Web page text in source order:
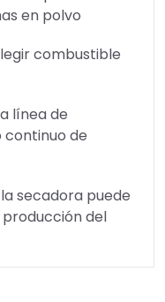
en polvo
combustible
línea de
de
secadora puede
del